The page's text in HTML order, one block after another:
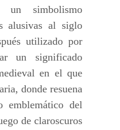
un simbolismo
alusivas al siglo
utilizado por
un significado
en el que
donde resuena
emblemático del
de claroscuros